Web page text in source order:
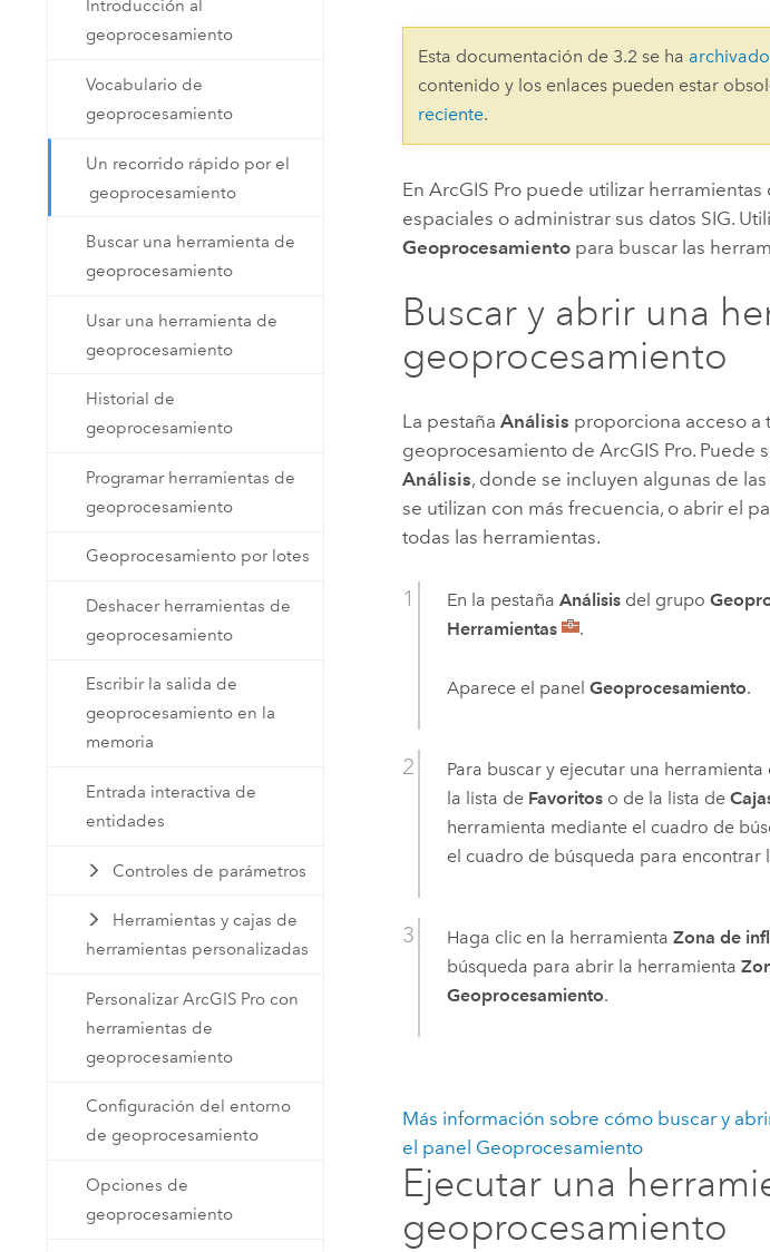
Tecnología para desarrolladores
representación cartográfica y
análisis espacial
Todos los productos
Todas las
Introducción al
geoprocesamiento
Vocabulario de
geoprocesamiento
Un recorrido rápido por el
geoprocesamiento
Buscar una herramienta de
geoprocesamiento
Usar una herramienta de
geoprocesamiento
Historial de
geoprocesamiento
Programar herramientas de
geoprocesamiento
Geoprocesamiento por lotes
Deshacer herramientas de
geoprocesamiento
Escribir la salida de
geoprocesamiento en la
memoria
Entrada interactiva de
entidades
Controles de parámetros
Herramientas y cajas de
herramientas personalizadas
Personalizar ArcGIS Pro con
herramientas de
geoprocesamiento
Configuración del entorno
de geoprocesamiento
Opciones de
geoprocesamiento
Esta documentación de 3.2 se ha
contenido y los enlaces pueden estar
reciente.
EnArcGIS Pro puede utilizar herramientas
espaciales o administrar sus datos SIG.
Geoprocesamiento para buscar las
Buscar y abrir una
geoprocesamiento
La pestañaAnálisis proporciona acceso a
geoprocesamiento deArcGIS Pro. Puede
Análisis, donde se incluyen algunas de
se utilizan con más frecuencia, o abrir el
todas las herramientas.
En la pestañaAnálisis del grupo
Herramientas
.
Aparece el panelGeoprocesamiento.
Para buscar y ejecutar una
la lista de Favoritos o de la lista de
herramienta mediante el cuadro de
el cuadro de búsqueda para
Haga clic en la herramientaZona de
búsqueda para abrir la herramienta
Geoprocesamiento.
Más información sobre cómo buscar y
el panel Geoprocesamiento
Ejecutar una
geoprocesamiento